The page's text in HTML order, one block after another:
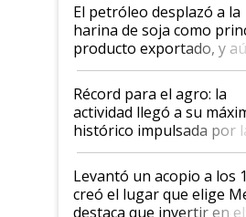
El petróleo desplazó a la
harina de soja como
producto exportado, y
el agro aportó casi seis
diez dólares y sostuvo el
liderazgo en un semestre
récord
Récord para el agro: la
actividad llegó a su
histórico impulsada por
cosecha y las
Levantó un acopio a los
creó el lugar que elige
destaca que invertir en el